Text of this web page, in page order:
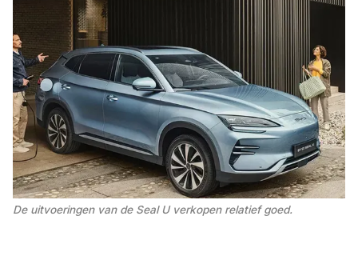
De uitvoeringen van de Seal U verkopen relatief goed.